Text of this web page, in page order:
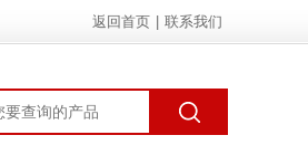
返回首页 联系我们